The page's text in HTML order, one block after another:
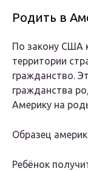
Родить в
По закону США
территории
гражданство.
гражданства
Америку на
Образец
Ребёнок